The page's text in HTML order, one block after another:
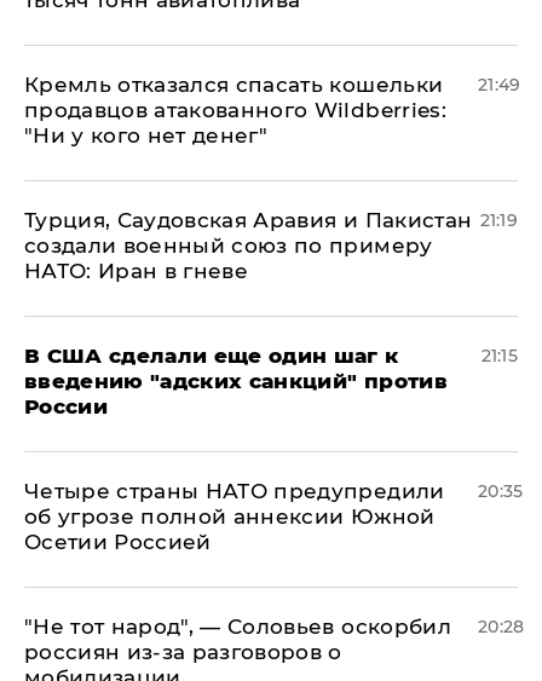
Кремль отказался спасать кошельки
продавцов атакованного Wildberries:
"Ни у кого нет денег"
21:49
Турция, Саудовская Аравия и Пакистан
создали военный союз по примеру
НАТО: Иран в гневе
21:19
В США сделали еще один шаг к
введению "адских санкций" против
России
21:15
Четыре страны НАТО предупредили
об угрозе полной аннексии Южной
Осетии Россией
20:35
​"Не тот народ", — Соловьев оскорбил
россиян из-за разговоров о
20:28